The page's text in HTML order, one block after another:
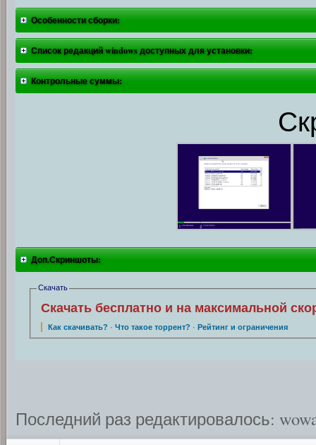
Особенности сборки:
Список редакций windows доступных для установки:
Контрольные суммы:
Доп.Скриншоты:
Скачать
Скачать бесплатно и на максимальной
Как скачивать? ·Что такое торрент? ·Рейтинг и ограничения
Последний раз редактировалось: